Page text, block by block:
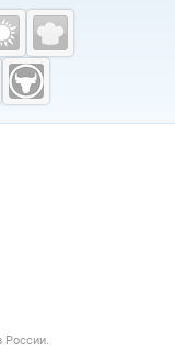
России.
данных